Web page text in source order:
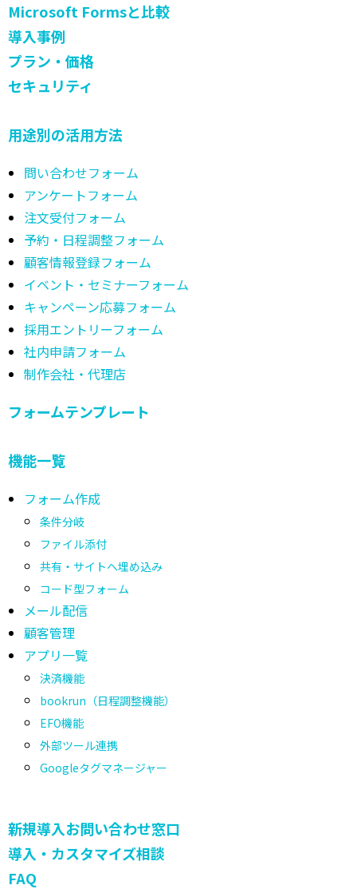
Microsoft Formsと比較
導入事例
プラン・価格
セキュリティ
用途別の活用方法
問い合わせフォーム
アンケートフォーム
注文受付フォーム
予約・日程調整フォーム
顧客情報登録フォーム
イベント・セミナーフォーム
キャンペーン応募フォーム
採用エントリーフォーム
社内申請フォーム
制作会社・代理店
フォームテンプレート
機能一覧
フォーム作成
条件分岐
ファイル添付
共有・サイトへ埋め込み
コード型フォーム
メール配信
顧客管理
アプリ一覧
決済機能
bookrun（日程調整機能）
EFO機能
外部ツール連携
Googleタグマネージャー
新規導入お問い合わせ窓口
導入・カスタマイズ相談
FAQ